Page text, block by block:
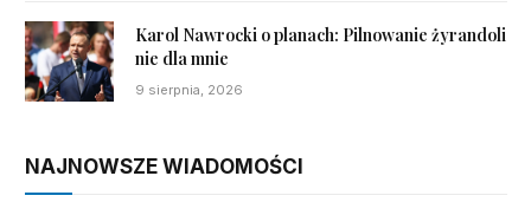
Karol Nawrocki o planach: Pilnowanie żyrandoli
nie dla mnie
9 sierpnia, 2026
NAJNOWSZE WIADOMOŚCI